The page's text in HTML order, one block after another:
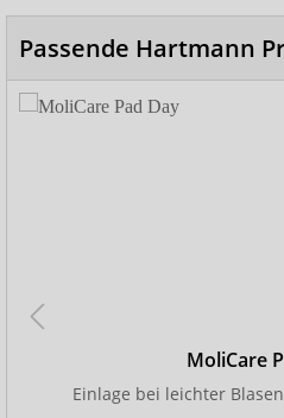
Passende Hartmann
MoliCare
Einlage bei leichter